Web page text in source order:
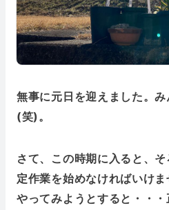
無事に元日を迎えました。
(笑)。
さて、この時期に入ると、
定作業を始めなければいけ
やってみようとすると・・